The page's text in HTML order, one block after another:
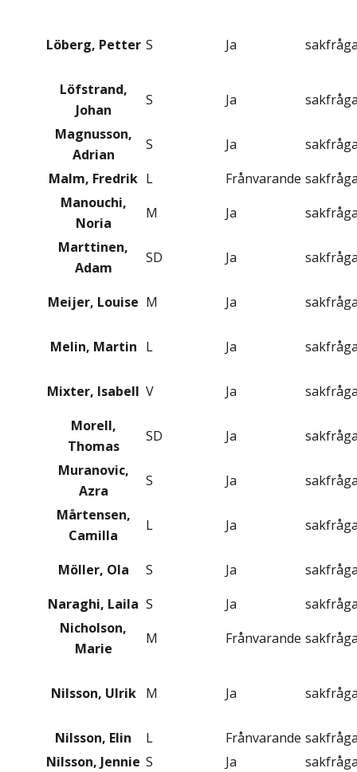
Löberg, Petter S Ja
Löfstrand,
Johan
S Ja
Magnusson,
Adrian
S Ja
Malm, Fredrik L Frånvarande
Manouchi,
Noria
M Ja
Marttinen,
Adam
SD Ja
Meijer, Louise M Ja
Melin, Martin L Ja
Mixter, Isabell V Ja
Morell,
Thomas
SD Ja
Muranovic,
Azra
S Ja
Mårtensen,
Camilla
L Ja
Möller, Ola S Ja
Naraghi, Laila S Ja
Nicholson,
Marie
M Frånvarande
Nilsson, Ulrik M Ja
Nilsson, Elin L Frånvarande
Nilsson, Jennie S Ja